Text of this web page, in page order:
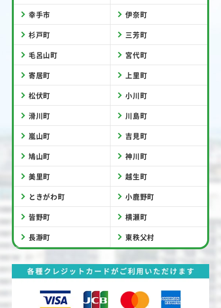
幸手市 伊奈町
杉戸町 三芳町
毛呂山町 宮代町
寄居町 上里町
松伏町 小川町
滑川町 川島町
嵐山町 吉見町
鳩山町 神川町
美里町 越生町
ときがわ町 小鹿野町
皆野町 横瀬町
長瀞町 東秩父村